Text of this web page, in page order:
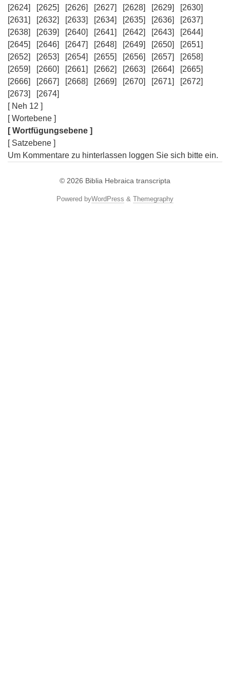
[2624]
[2625] [2626] [2627] [2628] [2629]
[2630]
[2631]
[2632] [2633] [2634] [2635] [2636]
[2637]
[2638]
[2639] [2640] [2641] [2642] [2643]
[2644]
[2645]
[2646] [2647] [2648] [2649] [2650]
[2651]
[2652]
[2653] [2654] [2655] [2656] [2657]
[2658]
[2659]
[2660] [2661] [2662] [2663] [2664]
[2665]
[2666]
[2667] [2668] [2669] [2670] [2671]
[2672]
[2673]
[2674]
[ Neh 12 ]
[ Wortebene ]
[ Wortfügungsebene ]
[ Satzebene ]
Um Kommentare zu hinterlassen loggen Sie sich bitte ein.
© 2026 Biblia Hebraica transcripta
Powered byWordPress & Themegraphy